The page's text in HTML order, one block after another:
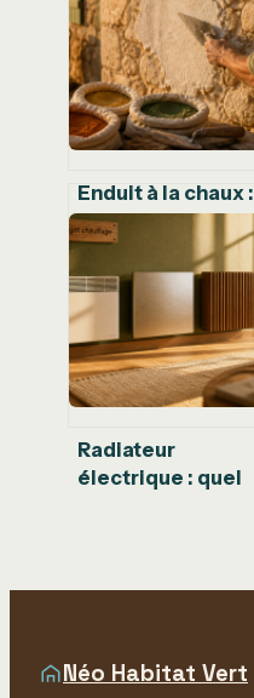
réduire votre
facture
d’électricité
Enduit à la chaux :
3 couches et 2
types de liants
pour des murs
sains
Radiateur
électrique : quel
puissance ?
Néo Habitat Vert